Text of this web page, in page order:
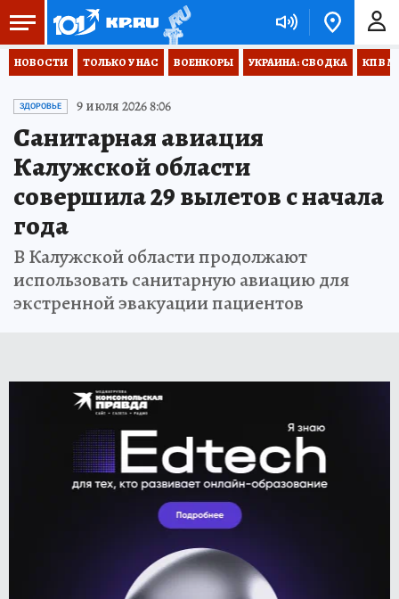
НОВОСТИ ТОЛЬКО У НАС ВОЕНКОРЫ УКРАИНА: СВОДКА КП В
ЗДОРОВЬЕ 9 июля 2026 8:06
Санитарная авиация
Калужской области
совершила 29 вылетов с начала
года
В Калужской области продолжают
использовать санитарную авиацию для
экстренной эвакуации пациентов